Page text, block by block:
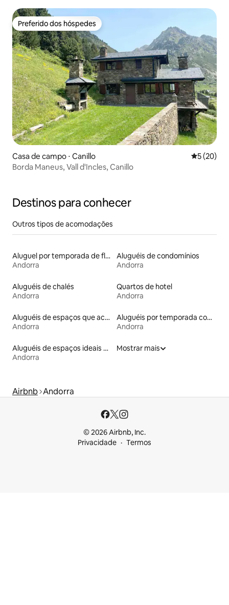
Preferido dos hóspedes
Preferido dos hóspedes
Casa de campo ⋅ Canillo 5 de uma
5 (20)
Borda Maneus, Vall d'Incles, Canillo
Destinos para conhecer
Outros tipos de acomodações
Aluguel por temporada de flats
Andorra
Aluguéis de condomínios
Andorra
Aluguéis de chalés
Andorra
Quartos de hotel
Andorra
Aluguéis de espaços que aceitam animais de estimação
Andorra
Aluguéis por temporada com sauna
Andorra
Aluguéis de espaços ideais para famílias
Andorra
Mostrar mais
Airbnb Andorra
© 2026 Airbnb, Inc.
Privacidade
Termos